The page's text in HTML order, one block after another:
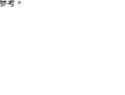
考。